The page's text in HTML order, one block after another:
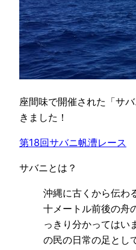
座間味で開催された「サ
きました！
第18回サバニ帆漕レース
サバニとは？
沖縄に古くから伝わ
十メートル前後の舟
っきり分かってはい
の民の日常の足とし